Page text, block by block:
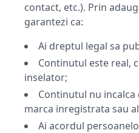
contact, etc.). Prin
garantezi ca:
Ai dreptul legal sa
Continutul este real,
inselator;
Continutul nu
marca inregistrata sau
Ai acordul